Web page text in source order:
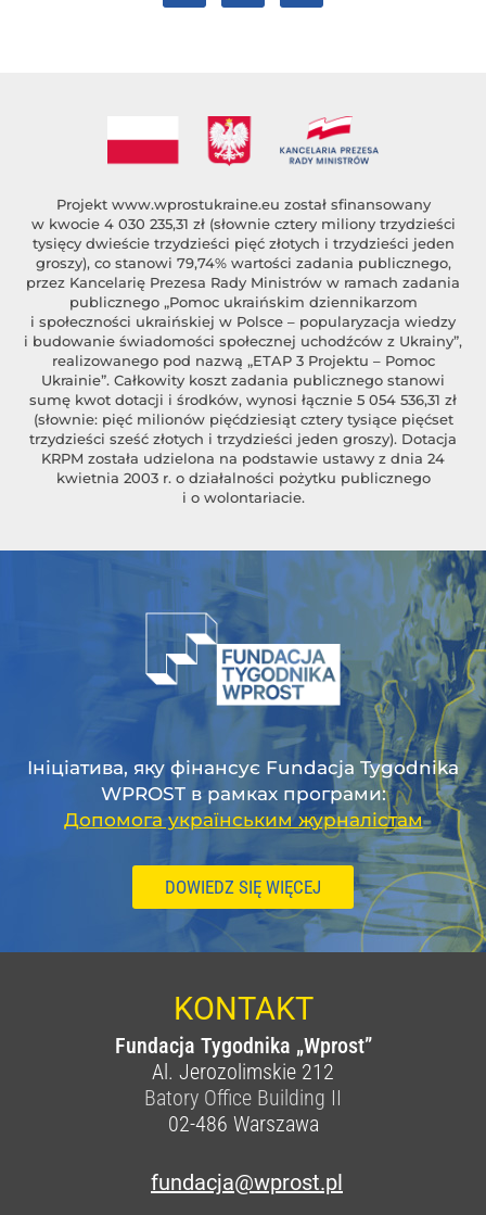
Projekt www.wprostukraine.eu został sfinansowany
w kwocie 4 030 235,31 zł (słownie cztery miliony trzydzieści
tysięcy dwieście trzydzieści pięć złotych i trzydzieści jeden
groszy), co stanowi 79,74% wartości zadania publicznego,
przez Kancelarię Prezesa Rady Ministrów w ramach zadania
publicznego „Pomoc ukraińskim dziennikarzom
i społeczności ukraińskiej w Polsce – popularyzacja wiedzy
i budowanie świadomości społecznej uchodźców z Ukrainy”,
realizowanego pod nazwą „ETAP 3 Projektu – Pomoc
Ukrainie”. Całkowity koszt zadania publicznego stanowi
sumę kwot dotacji i środków, wynosi łącznie 5 054 536,31 zł
(słownie: pięć milionów pięćdziesiąt cztery tysiące pięćset
trzydzieści sześć złotych i trzydzieści jeden groszy). Dotacja
KRPM została udzielona na podstawie ustawy z dnia 24
kwietnia 2003 r. o działalności pożytku publicznego
i o wolontariacie.
Ініціатива, яку фінансує Fundacja Tygodnika
WPROST в рамках програми:
Допомога українським журналістам
DOWIEDZ SIĘ WIĘCEJ
KONTAKT
Fundacja Tygodnika „Wprost”
Al. Jerozolimskie 212
Batory Office Building II
02-486 Warszawa
fundacja@wprost.pl